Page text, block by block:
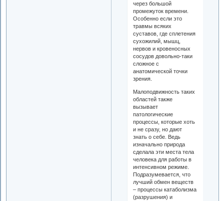
через большой
промежуток времени.
Особенно если это
травмы всяких
суставов, где сплетения
сухожилий, мышц,
нервов и кровеносных
сосудов довольно-таки
сложное с
анатомической точки
зрения.
Малоподвижность таких
областей также
вызывает
патологические
процессы, которые хоть
и не сразу, но дают
знать о себе. Ведь
изначально природа
сделала эти места тела
человека для работы в
интенсивном режиме.
Подразумевается, что
лучший обмен веществ
– процессы катаболизма
(разрушения) и